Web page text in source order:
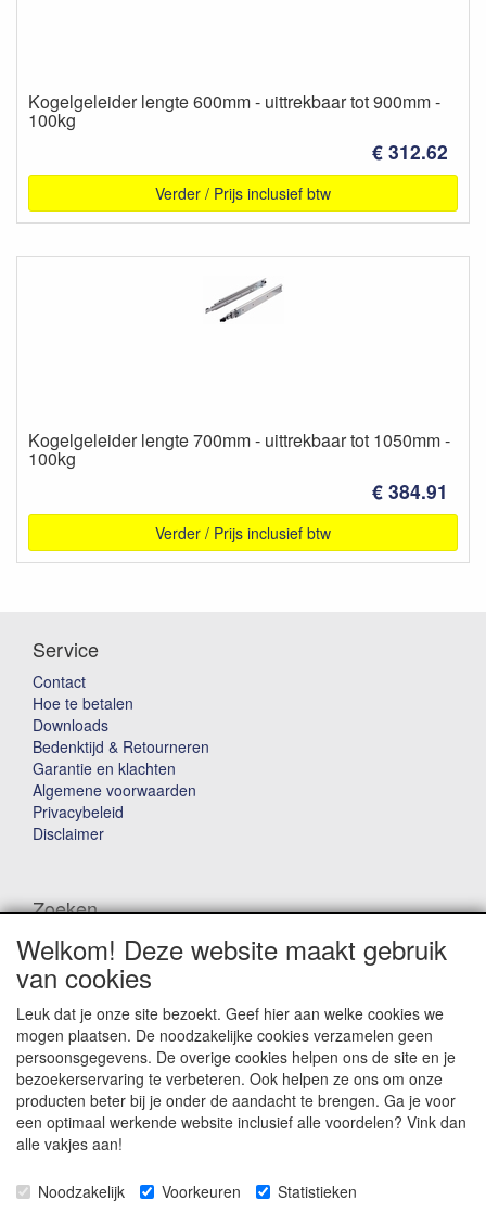
Kogelgeleider lengte 600mm - uittrekbaar tot 900mm -
100kg
€ 312.62
Verder / Prijs inclusief btw
Kogelgeleider lengte 700mm - uittrekbaar tot 1050mm -
100kg
€ 384.91
Verder / Prijs inclusief btw
Service
Contact
Hoe te betalen
Downloads
Bedenktijd & Retourneren
Garantie en klachten
Algemene voorwaarden
Privacybeleid
Disclaimer
Zoeken
Waar ben je naar op zoek?
Winkelwagen
Uw winkelwagen is leeg
Welkom! Deze website maakt gebruik
van cookies
Leuk dat je onze site bezoekt. Geef hier aan welke cookies we
mogen plaatsen. De noodzakelijke cookies verzamelen geen
persoonsgegevens. De overige cookies helpen ons de site en je
bezoekerservaring te verbeteren. Ook helpen ze ons om onze
producten beter bij je onder de aandacht te brengen. Ga je voor
een optimaal werkende website inclusief alle voordelen? Vink dan
alle vakjes aan!
Noodzakelijk Voorkeuren Statistieken